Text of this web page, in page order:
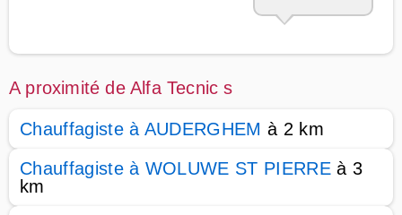
A proximité de Alfa Tecnic s
Chauffagiste à AUDERGHEM à 2 km
Chauffagiste à WOLUWE ST PIERREà 3
km